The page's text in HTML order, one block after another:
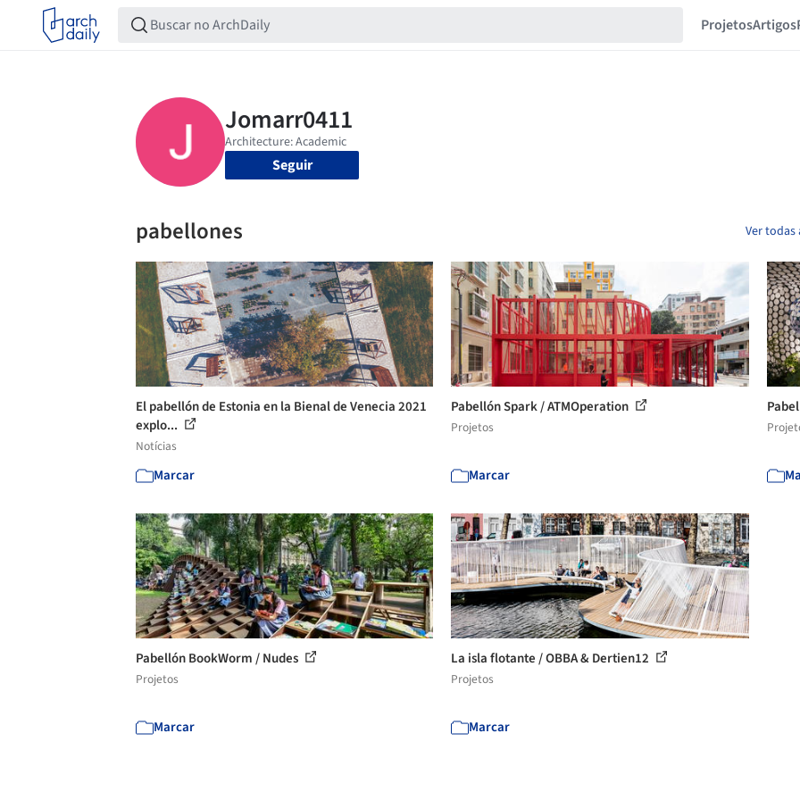
ProjetosArtigos
Seguir
pabellones Ver todas
El pabellón de Estonia en la Bienal de Venecia 2021
explo...
Notícias
Marcar
Pabellón Spark / ATMOperation
Projetos
Marcar
Pabellón BookWorm / Nudes
Projetos
Marcar
La isla flotante / OBBA & Dertien12
Projetos
Marcar